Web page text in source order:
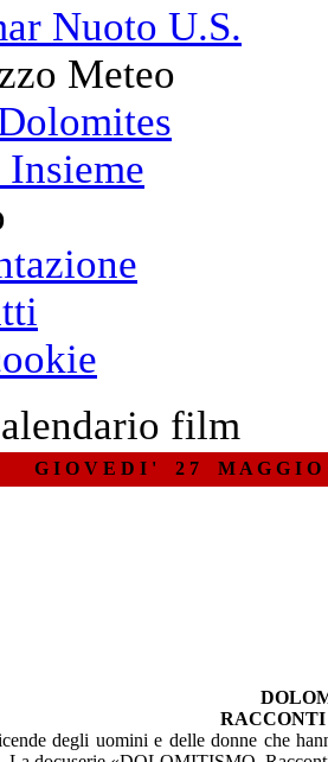
Nuoto U.S.
Meteo
film
G I O V E D I ' 2 7 M A G G I O
degli uomini e delle donne che